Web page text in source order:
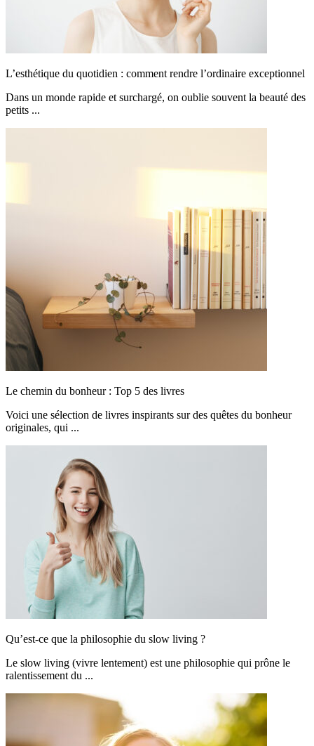
L’esthétique du quotidien : comment rendre l’ordinaire exceptionnel
Dans un monde rapide et surchargé, on oublie souvent la beauté des
petits ...
Le chemin du bonheur : Top 5 des livres
Voici une sélection de livres inspirants sur des quêtes du bonheur
originales, qui ...
Qu’est-ce que la philosophie du slow living ?
Le slow living (vivre lentement) est une philosophie qui prône le
ralentissement du ...